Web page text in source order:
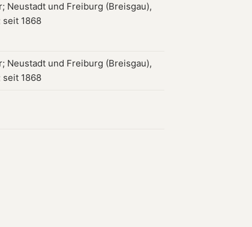
Neustadt und Freiburg (Breisgau),
seit 1868
Neustadt und Freiburg (Breisgau),
seit 1868